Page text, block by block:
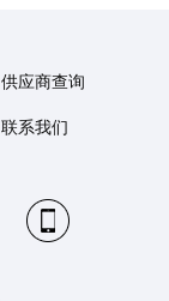
供应商查询
联系我们